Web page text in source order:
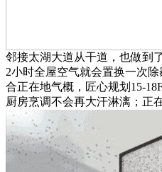
邻接太湖大道从干道，也做到
2小时全屋空气就会置换一次
合正在地气概，匠心规划15-
厨房烹调不会再大汗淋漓；正